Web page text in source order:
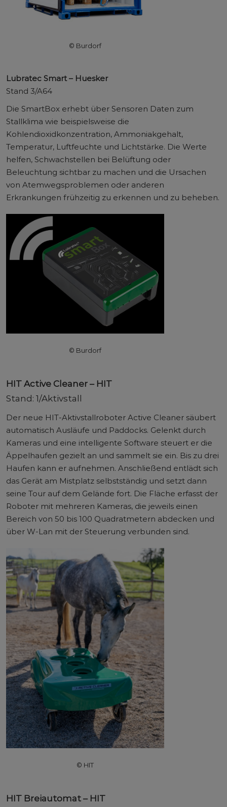
© Burdorf
Lubratec Smart – Huesker
Stand 3/A64
Die SmartBox erhebt über Sensoren Daten zum
Stallklima wie beispielsweise die
Kohlendioxidkonzentration, Ammoniakgehalt,
Temperatur, Luftfeuchte und Lichtstärke. Die Werte
helfen, Schwachstellen bei Belüftung oder
Beleuchtung sichtbar zu machen und die Ursachen
von Atemwegsproblemen oder anderen
Erkrankungen frühzeitig zu erkennen und zu beheben.
© Burdorf
HIT Active Cleaner – HIT
Stand: 1/Aktivstall
Der neue HIT-Aktivstallroboter Active Cleaner säubert
automatisch Ausläufe und Paddocks. Gelenkt durch
Kameras und eine intelligente Software steuert er die
Äppelhaufen gezielt an und sammelt sie ein. Bis zu drei
Haufen kann er aufnehmen. Anschließend entlädt sich
das Gerät am Mistplatz selbstständig und setzt dann
seine Tour auf dem Gelände fort. Die Fläche erfasst der
Roboter mit mehreren Kameras, die jeweils einen
Bereich von 50 bis 100 Quadratmetern abdecken und
über W-Lan mit der Steuerung verbunden sind.
© HIT
HIT Breiautomat – HIT